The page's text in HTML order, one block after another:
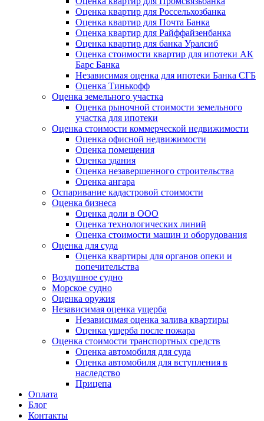
Оценка квартир для Россельхозбанка
Оценка квартир для Почта Банка
Оценка квартир для Райффайзенбанка
Оценка квартир для банка Уралсиб
Оценка стоимости квартир для ипотеки АК
Барс Банка
Независимая оценка для ипотеки Банка СГБ
Оценка Тинькофф
Оценка земельного участка
Оценка рыночной стоимости земельного
участка для ипотеки
Оценка стоимости коммерческой недвижимости
Оценка офисной недвижимости
Оценка помещения
Оценка здания
Оценка незавершенного строительства
Оценка ангара
Оспаривание кадастровой стоимости
Оценка бизнеса
Оценка доли в ООО
Оценка технологических линий
Оценка стоимости машин и оборудования
Оценка для суда
Оценка квартиры для органов опеки и
попечительства
Воздушное судно
Морское судно
Оценка оружия
Независимая оценка ущерба
Независимая оценка залива квартиры
Оценка ущерба после пожара
Оценка стоимости транспортных средств
Оценка автомобиля для суда
Оценка автомобиля для вступления в
наследство
Прицепа
Оплата
Блог
Контакты